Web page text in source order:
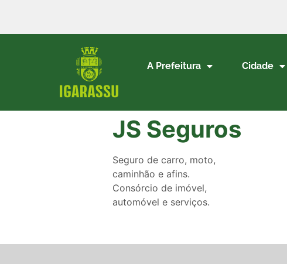
A Prefeitura Cidade
JS Seguros
Seguro de carro, moto,
caminhão e afins.
Consórcio de imóvel,
automóvel e serviços.